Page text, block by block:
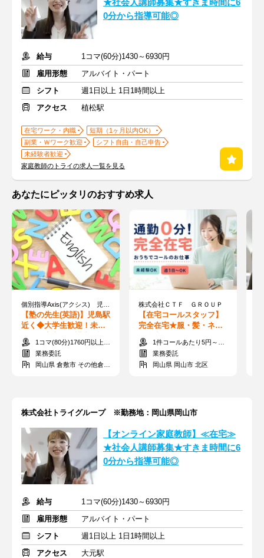
★社会人講師募集★すきま時間に6
0分から指導可能◎
給与
1コマ(60分)1430～6930円
雇用形態
アルバイト・パート
シフト
週1日以上 1日1時間以上
アクセス
植松駅
在宅ワーク・内職
短期（1ヶ月以内OK）
副業・Ｗワーク歓迎
シフト自由・自己申告
未経験者歓迎
家庭教師のトライの求人一覧を見る
あなたにピッタリのおすすめ求人
【塾の先生(英語)】児島駅
近く◆大学生歓迎！未経
験でも安心＝保護者面談
なし1コマ(80分)1760円以上＋交通費
業務委託
岡山県 倉敷市 その他倉敷市
株式会社ＣＴＦ ＧＲＯＵＰ
【在宅コールスタッフ】
完全在宅★服・髪・ネイ
ル自由♪週1日から始める
在宅ワーク！
1件コールあたり5円～55円 ※時給換算1,300円～4,000円
業務委託
岡山県 岡山市 北区
株式会社トライグループ ※勤務地：岡山県岡山市
【オンライン家庭教師】≪在宅≫
★社会人講師募集★すきま時間に6
0分から指導可能◎
給与
1コマ(60分)1430～6930円
雇用形態
アルバイト・パート
シフト
週1日以上 1日1時間以上
アクセス
大元駅